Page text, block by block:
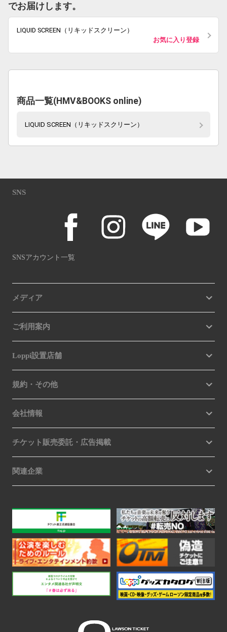
でお届けします。
LIQUID SCREEN（リキッドスクリーン）
お気に入り登録
商品一覧(HMV&BOOKS online)
LIQUID SCREEN（リキッドスクリーン）
SNS
SNSアカウント一覧
メディア
ご利用案内
Loppi設置店舗
規約・その他
会社情報
チケット販売委託・広告掲載
関連企業